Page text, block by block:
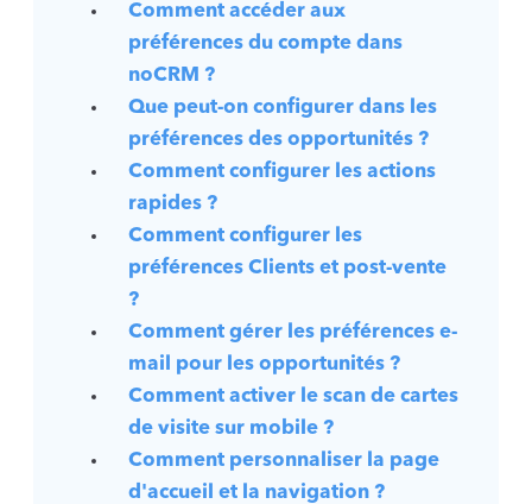
Comment accéder aux
préférences du compte dans
noCRM ?
Que peut-on configurer dans les
préférences des opportunités ?
Comment configurer les actions
rapides ?
Comment configurer les
préférences Clients et post-vente
?
Comment gérer les préférences e-
mail pour les opportunités ?
Comment activer le scan de cartes
de visite sur mobile ?
Comment personnaliser la page
d'accueil et la navigation ?